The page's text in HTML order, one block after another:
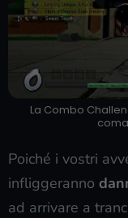
La Combo
Poiché i vostri
infliggeranno
ad arrivare a